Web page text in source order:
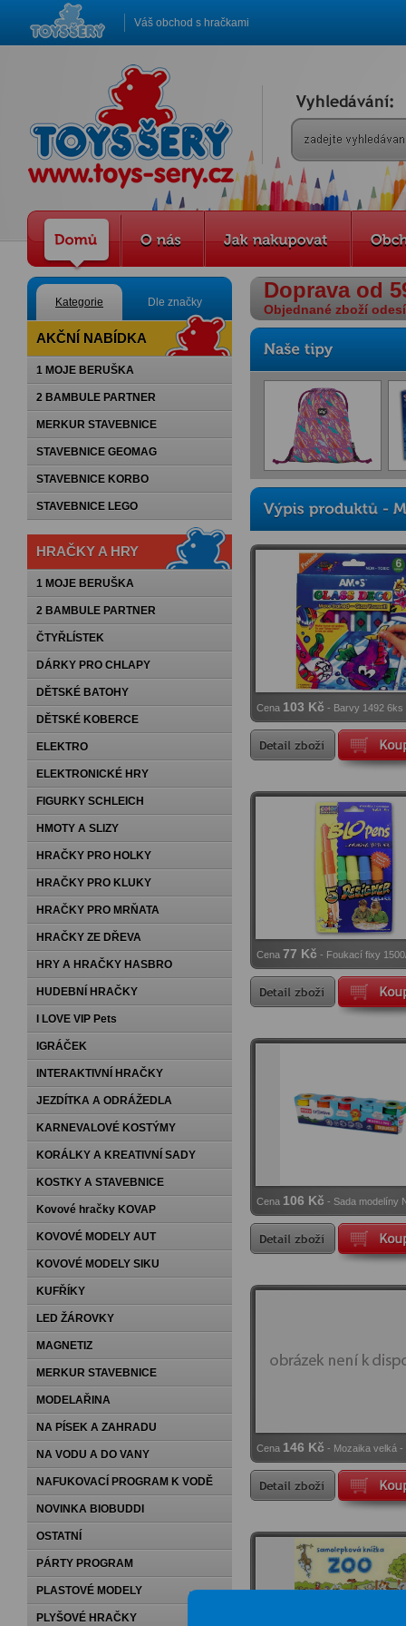
Váš obchod s hračkami
Kategorie Dle značky
AKČNÍ NABÍDKA
1 MOJE BERUŠKA
2 BAMBULE PARTNER
MERKUR STAVEBNICE
STAVEBNICE GEOMAG
STAVEBNICE KORBO
STAVEBNICE LEGO
HRAČKY A HRY
1 MOJE BERUŠKA
2 BAMBULE PARTNER
ČTYŘLÍSTEK
DÁRKY PRO CHLAPY
DĚTSKÉ BATOHY
DĚTSKÉ KOBERCE
ELEKTRO
ELEKTRONICKÉ HRY
FIGURKY SCHLEICH
HMOTY A SLIZY
HRAČKY PRO HOLKY
HRAČKY PRO KLUKY
HRAČKY PRO MRŇATA
HRAČKY ZE DŘEVA
HRY A HRAČKY HASBRO
HUDEBNÍ HRAČKY
I LOVE VIP Pets
IGRÁČEK
INTERAKTIVNÍ HRAČKY
JEZDÍTKA A ODRÁŽEDLA
KARNEVALOVÉ KOSTÝMY
KORÁLKY A KREATIVNÍ SADY
KOSTKY A STAVEBNICE
Kovové hračky KOVAP
KOVOVÉ MODELY AUT
KOVOVÉ MODELY SIKU
KUFŘÍKY
LED ŽÁROVKY
MAGNETIZ
MERKUR STAVEBNICE
MODELAŘINA
NA PÍSEK A ZAHRADU
NA VODU A DO VANY
NAFUKOVACÍ PROGRAM K VODĚ
NOVINKA BIOBUDDI
OSTATNÍ
PÁRTY PROGRAM
PLASTOVÉ MODELY
PLYŠOVÉ HRAČKY
Doprava od
Objednané zboží
Cena 103 Kč - Barvy 1492 6ks
10.5ml
Cena 77 Kč - Foukací fixy
Cena 106 Kč - Sada modelíny
náplň - malá
Cena 146 Kč - Mozaika velká -
klobouček 15mm hladký